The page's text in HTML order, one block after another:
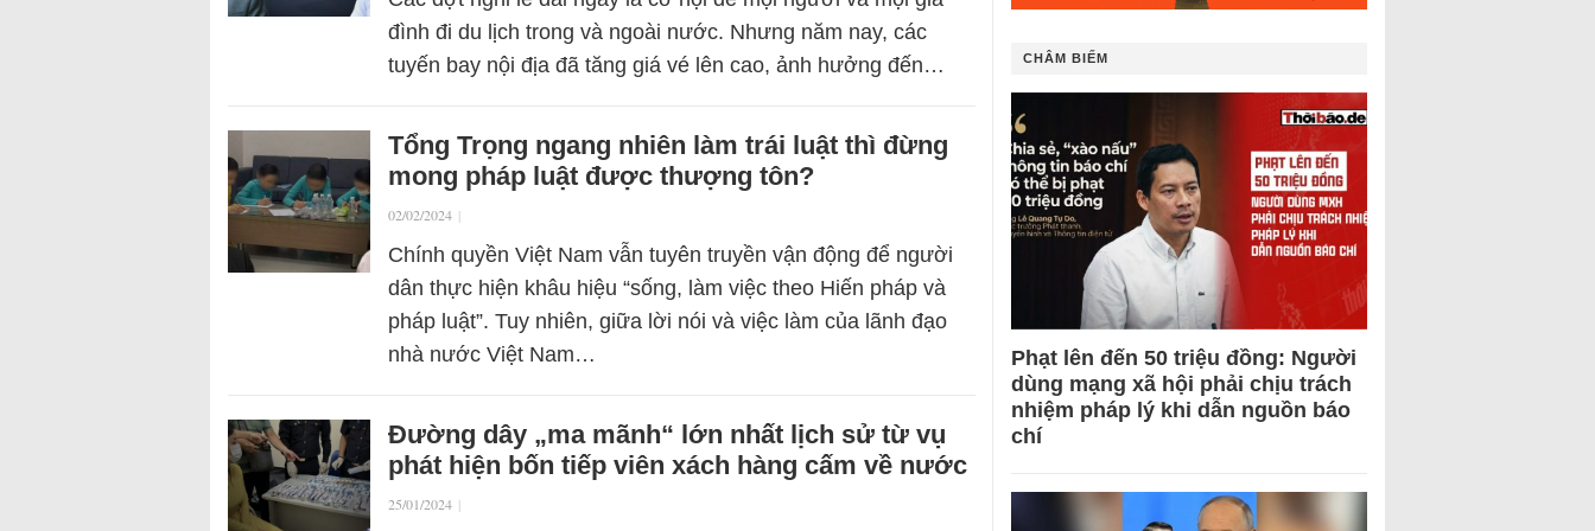
đình đi du lịch trong và ngoài nước. Nhưng năm nay, các
tuyến bay nội địa đã tăng giá vé lên cao, ảnh hưởng đến…
Tổng Trọng ngang nhiên làm trái luật thì đừng
mong pháp luật được thượng tôn?
02/02/2024 |
Chính quyền Việt Nam vẫn tuyên truyền vận động để người
dân thực hiện khâu hiệu “sống, làm việc theo Hiến pháp và
pháp luật”. Tuy nhiên, giữa lời nói và việc làm của lãnh đạo
nhà nước Việt Nam…
Đường dây „ma mãnh“ lớn nhất lịch sử từ vụ
phát hiện bốn tiếp viên xách hàng cấm về nước
25/01/2024 |
CHÂM BIẾM
Phạt lên đến 50 triệu đồng: Người
dùng mạng xã hội phải chịu trách
nhiệm pháp lý khi dẫn nguồn báo
chí